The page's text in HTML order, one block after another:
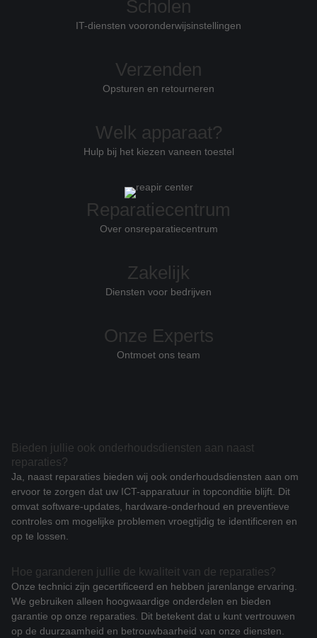
Scholen
IT-diensten vooronderwijsinstellingen
Verzenden
Opsturen en retourneren
Welk apparaat?
Hulp bij het kiezen vaneen toestel
Reparatiecentrum
Over onsreparatiecentrum
Zakelijk
Diensten voor bedrijven
Onze Experts
Ontmoet ons team
Bieden jullie ook onderhoudsdiensten aan naast
reparaties?
Ja, naast reparaties bieden wij ook onderhoudsdiensten aan om
ervoor te zorgen dat uw ICT-apparatuur in topconditie blijft. Dit
omvat software-updates, hardware-onderhoud en preventieve
controles om mogelijke problemen vroegtijdig te identificeren en
op te lossen.
Hoe garanderen jullie de kwaliteit van de reparaties?
Onze technici zijn gecertificeerd en hebben jarenlange ervaring.
We gebruiken alleen hoogwaardige onderdelen en bieden
garantie op onze reparaties. Dit betekent dat u kunt vertrouwen
op de duurzaamheid en betrouwbaarheid van onze diensten.